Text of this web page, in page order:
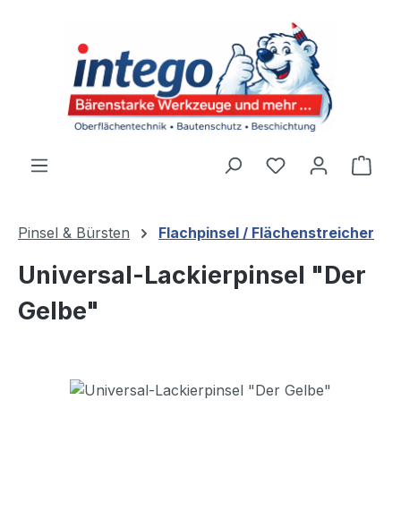
Du hast 0
Pinsel & Bürsten Flachpinsel / Flächenstreicher
Universal-Lackierpinsel "Der
Gelbe"
Bildergalerie überspringen